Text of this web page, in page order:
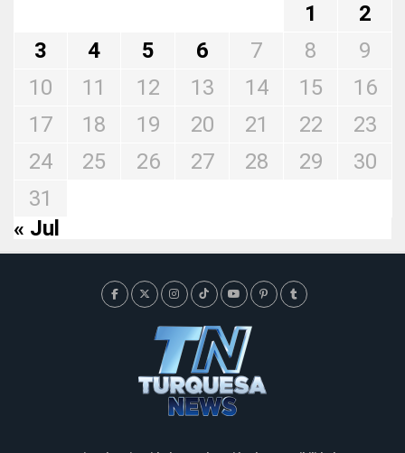
1
2
3
4 5 6 7 8
9
10
11 12 13 14 15
16
17
18 19 20 21 22
23
24
25 26 27 28 29
30
31
« Jul